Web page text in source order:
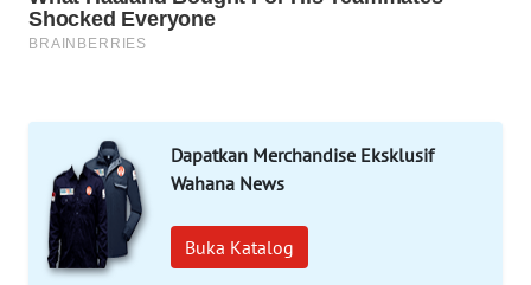
Dapatkan Merchandise Eksklusif
Wahana News
Buka Katalog
WAHANA
OTOMOTIF
HEALTH
WAHANA
DESA
WISATA